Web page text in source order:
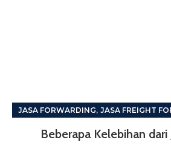
JASA FORWARDING, JASA FREIGHT
Beberapa Kelebihan dari